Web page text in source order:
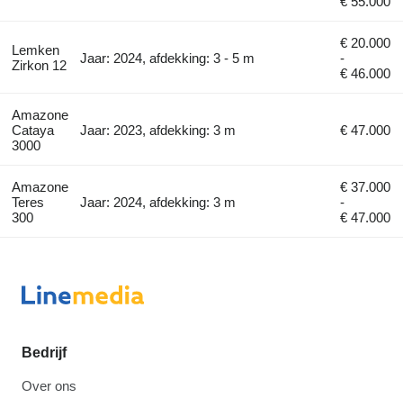
Lemken
Zirkon 12
Jaar: 2024, afdekking: 3 - 5 m
€ 20.000
-
€ 46.000
Amazone
Cataya
3000
Jaar: 2023, afdekking: 3 m € 47.000
Amazone
Teres
300
Jaar: 2024, afdekking: 3 m
€ 37.000
-
€ 47.000
Bedrijf
Over ons